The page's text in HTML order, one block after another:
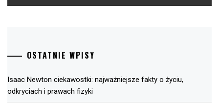
OSTATNIE WPISY
Isaac Newton ciekawostki: najważniejsze fakty o życiu,
odkryciach i prawach fizyki